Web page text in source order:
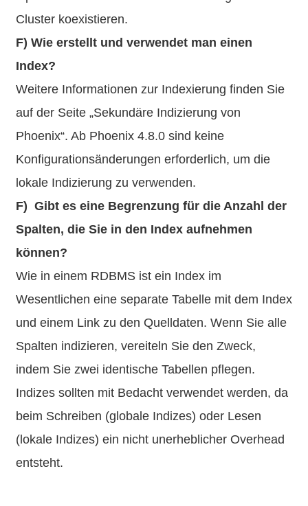
Cluster koexistieren.
F) Wie erstellt und verwendet man einen
Index?
Weitere Informationen zur Indexierung finden Sie
auf der Seite „Sekundäre Indizierung von
Phoenix“. Ab Phoenix 4.8.0 sind keine
Konfigurationsänderungen erforderlich, um die
lokale Indizierung zu verwenden.
F) Gibt es eine Begrenzung für die Anzahl der
Spalten, die Sie in den Index aufnehmen
können?
Wie in einem RDBMS ist ein Index im
Wesentlichen eine separate Tabelle mit dem Index
und einem Link zu den Quelldaten. Wenn Sie alle
Spalten indizieren, vereiteln Sie den Zweck,
indem Sie zwei identische Tabellen pflegen.
Indizes sollten mit Bedacht verwendet werden, da
beim Schreiben (globale Indizes) oder Lesen
(lokale Indizes) ein nicht unerheblicher Overhead
entsteht.